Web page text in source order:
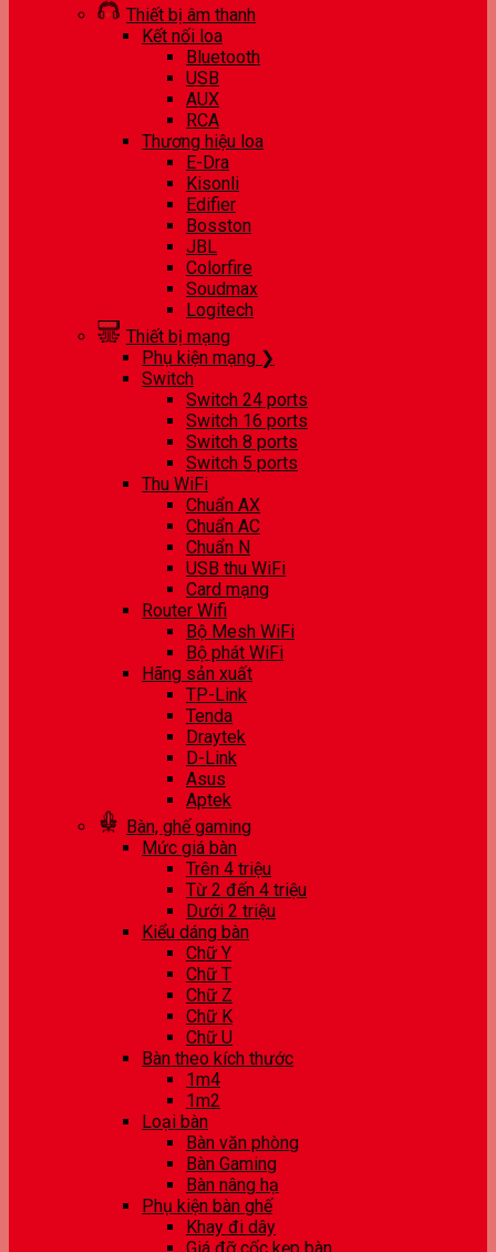
Thiết bị âm thanh
Kết nối loa
Bluetooth
USB
AUX
RCA
Thương hiệu loa
E-Dra
Kisonli
Edifier
Bosston
JBL
Colorfire
Soudmax
Logitech
Thiết bị mạng
Phụ kiện mạng ❯
Switch
Switch 24 ports
Switch 16 ports
Switch 8 ports
Switch 5 ports
Thu WiFi
Chuẩn AX
Chuẩn AC
Chuẩn N
USB thu WiFi
Card mạng
Router Wifi
Bộ Mesh WiFi
Bộ phát WiFi
Hãng sản xuất
TP-Link
Tenda
Draytek
D-Link
Asus
Aptek
Bàn, ghế gaming
Mức giá bàn
Trên 4 triệu
Từ 2 đến 4 triệu
Dưới 2 triệu
Kiểu dáng bàn
Chữ Y
Chữ T
Chữ Z
Chữ K
Chữ U
Bàn theo kích thước
1m4
1m2
Loại bàn
Bàn văn phòng
Bàn Gaming
Bàn nâng hạ
Phụ kiện bàn ghế
Khay đi dây